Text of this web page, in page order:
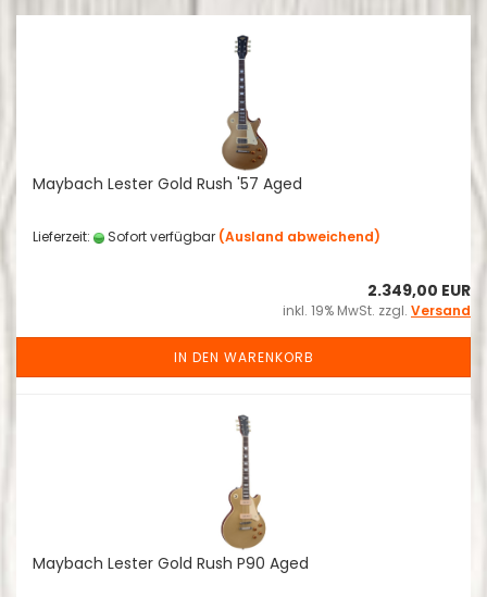
Maybach Lester Gold Rush '57 Aged
Lieferzeit: Sofort verfügbar (Ausland abweichend)
2.349,00 EUR
inkl. 19% MwSt. zzgl. Versand
IN DEN WARENKORB
Maybach Lester Gold Rush P90 Aged